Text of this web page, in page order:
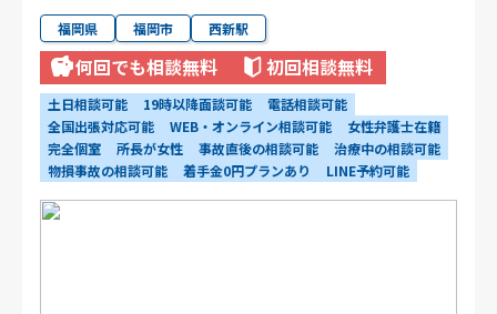
福岡県 福岡市 西新駅
何回でも相談無料 初回相談無料
土日相談可能 19時以降面談可能
電話相談可能
全国出張対応可能
WEB・オンライン相談可能
女性弁護士在籍
完全個室
所長が女性 事故直後の相談可能
治療中の相談可能
物損事故の相談可能
着手金0円プランあり LINE予約可能